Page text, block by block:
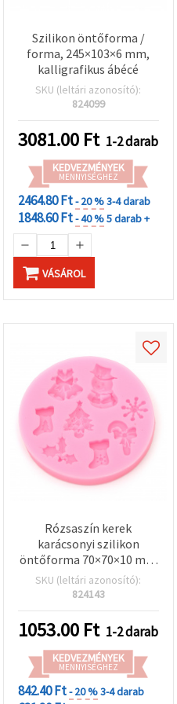
Szilikon öntőforma /
forma, 245×103×6 mm,
kalligrafikus ábécé
SKU (leltári azonosító):
824099
3081.00 Ft 1-2 darab
KEDVEZMÉNYEK
MENNYISÉGHEZ
2464.80 Ft- 20 %3-4 darab
1848.60 Ft- 40 %5 darab +
VÁSÁROL
Rózsaszín kerek
karácsonyi szilikon
öntőforma 70×70×10 mm
— vegyes minták:
hóember, fenyőfa,
karácsonyi zokni,
hópehely, magyal és
cukorpálca —
fondanthoz,
csokoládéhoz és polimer
gyurmához
SKU (leltári azonosító):
824143
1053.00 Ft 1-2 darab
KEDVEZMÉNYEK
MENNYISÉGHEZ
842.40 Ft- 20 %3-4 darab